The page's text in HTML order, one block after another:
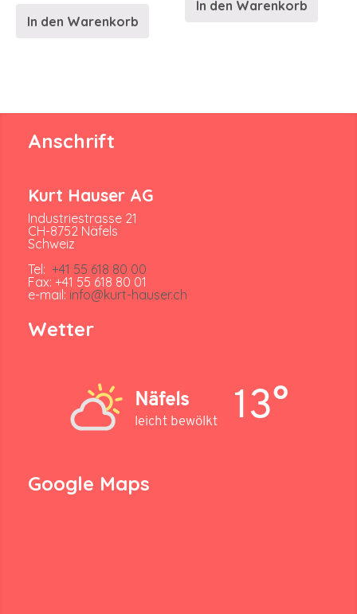
In den Warenkorb
In den Warenkorb
Anschrift
Kurt Hauser AG
Industriestrasse 21
CH-8752 Näfels
Schweiz
Tel: +41 55 618 80 00
Fax: +41 55 618 80 01
e-mail: info@kurt-hauser.ch
Wetter
Näfels
leicht bewölkt 13°
Google Maps